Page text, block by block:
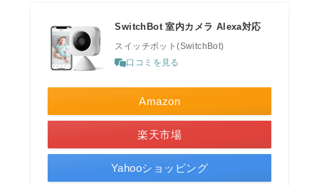
SwitchBot 室内カメラ Alexa対応
スイッチボット(SwitchBot)
口コミを見る
Amazon
楽天市場
Yahooショッピング